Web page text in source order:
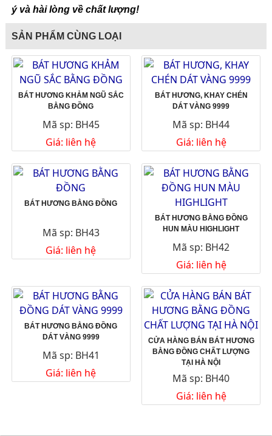
ý và hài lòng về chất lượng!
SẢN PHẨM CÙNG LOẠI
BÁT HƯƠNG KHẢM NGŨ SẮC
BẰNG ĐỒNG
Mã sp: BH45
Giá: liên hệ
BÁT HƯƠNG, KHAY CHÉN
DÁT VÀNG 9999
Mã sp: BH44
Giá: liên hệ
BÁT HƯƠNG BẰNG ĐỒNG
Mã sp: BH43
Giá: liên hệ
BÁT HƯƠNG BẰNG ĐỒNG
HUN MÀU HIGHLIGHT
Mã sp: BH42
Giá: liên hệ
BÁT HƯƠNG BẰNG ĐỒNG
DÁT VÀNG 9999
Mã sp: BH41
Giá: liên hệ
CỬA HÀNG BÁN BÁT HƯƠNG
BẰNG ĐỒNG CHẤT LƯỢNG
TẠI HÀ NỘI
Mã sp: BH40
Giá: liên hệ